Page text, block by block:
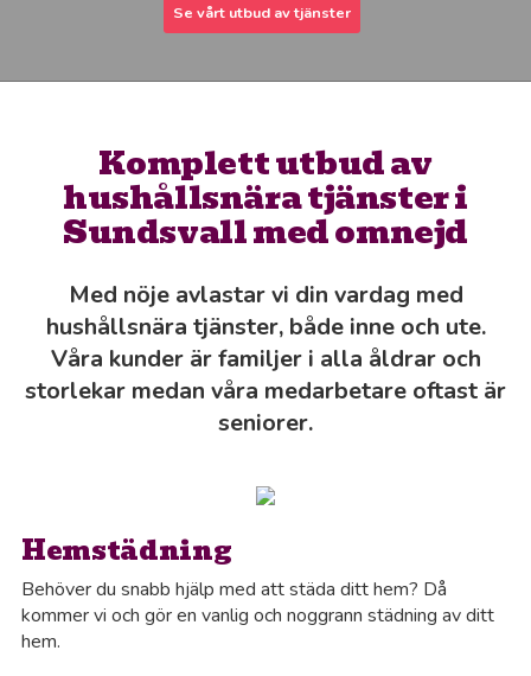
Se vårt utbud av tjänster
Komplett utbud av
hushållsnära tjänster i
Sundsvall med omnejd
Med nöje avlastar vi din vardag med
hushållsnära tjänster, både inne och ute.
Våra kunder är familjer i alla åldrar och
storlekar medan våra medarbetare oftast är
seniorer.
Hemstädning
Behöver du snabb hjälp med att städa ditt hem? Då
kommer vi och gör en vanlig och noggrann städning av ditt
hem.